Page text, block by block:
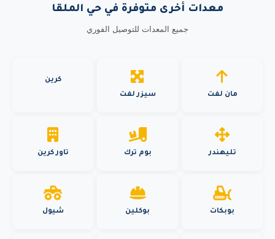
معدات أخرى متوفرة في حي الملقا
جميع المعدات للتوصيل الفوري
مان لفت سيزر لفت
كرين
تليهندر بوم ترك تاور كرين
بوبكات بوكلين شيول